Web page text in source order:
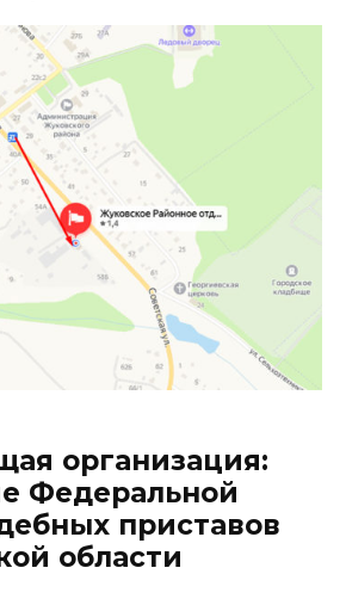
организация:
Федеральной
приставов
области